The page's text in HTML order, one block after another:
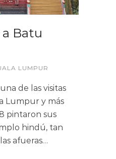
Batu
LUMPUR
de las visitas
Lumpur y más
pintaron sus
hindú, tan
afueras…